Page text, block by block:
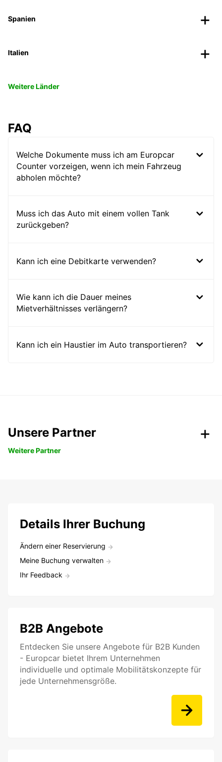
Spanien
Italien
Weitere Länder
FAQ
Welche Dokumente muss ich am Europcar
Counter vorzeigen, wenn ich mein Fahrzeug
abholen möchte?
Muss ich das Auto mit einem vollen Tank
zurückgeben?
Kann ich eine Debitkarte verwenden?
Wie kann ich die Dauer meines
Mietverhältnisses verlängern?
Kann ich ein Haustier im Auto transportieren?
Unsere Partner
Weitere Partner
Details Ihrer Buchung
Ändern einer Reservierung
Meine Buchung verwalten
Ihr Feedback
B2B Angebote
Entdecken Sie unsere Angebote für B2B Kunden
- Europcar bietet Ihrem Unternehmen
individuelle und optimale Mobilitätskonzepte für
jede Unternehmensgröße.